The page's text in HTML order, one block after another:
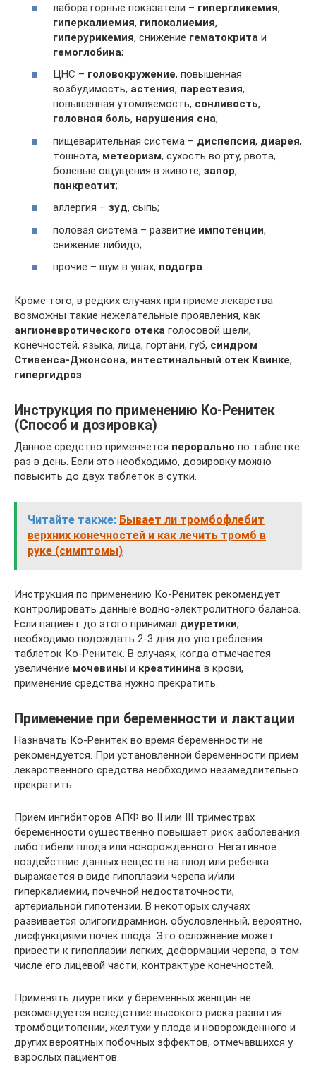
лабораторные показатели – гипергликемия,
гиперкалиемия, гипокалиемия,
гиперурикемия, снижение гематокрита и
гемоглобина;
ЦНС – головокружение, повышенная
возбудимость, астения, парестезия,
повышенная утомляемость, сонливость,
головная боль, нарушения сна;
пищеварительная система – диспепсия, диарея,
тошнота, метеоризм, сухость во рту, рвота,
болевые ощущения в животе, запор,
панкреатит;
аллергия – зуд, сыпь;
половая система – развитие импотенции,
снижение либидо;
прочие – шум в ушах, подагра.
Кроме того, в редких случаях при приеме лекарства
возможны такие нежелательные проявления, как
ангионевротического отека голосовой щели,
конечностей, языка, лица, гортани, губ, синдром
Стивенса-Джонсона, интестинальный отек Квинке,
гипергидроз.
Инструкция по применению Ко-Ренитек
(Способ и дозировка)
Данное средство применяется перорально по таблетке
раз в день. Если это необходимо, дозировку можно
повысить до двух таблеток в сутки.
Читайте также: Бывает ли тромбофлебит
верхних конечностей и как лечить тромб в
руке (симптомы)
Инструкция по применению Ко-Ренитек рекомендует
контролировать данные водно-электролитного баланса.
Если пациент до этого принимал диуретики,
необходимо подождать 2-3 дня до употребления
таблеток Ко-Ренитек. В случаях, когда отмечается
увеличение мочевины и креатинина в крови,
применение средства нужно прекратить.
Применение при беременности и лактации
Назначать Ко-Ренитек во время беременности не
рекомендуется. При установленной беременности прием
лекарственного средства необходимо незамедлительно
прекратить.
Прием ингибиторов АПФ во II или III триместрах
беременности существенно повышает риск заболевания
либо гибели плода или новорожденного. Негативное
воздействие данных веществ на плод или ребенка
выражается в виде гипоплазии черепа и/или
гиперкалиемии, почечной недостаточности,
артериальной гипотензии. В некоторых случаях
развивается олигогидрамнион, обусловленный, вероятно,
дисфункциями почек плода. Это осложнение может
привести к гипоплазии легких, деформации черепа, в том
числе его лицевой части, контрактуре конечностей.
Применять диуретики у беременных женщин не
рекомендуется вследствие высокого риска развития
тромбоцитопении, желтухи у плода и новорожденного и
других вероятных побочных эффектов, отмечавшихся у
взрослых пациентов.